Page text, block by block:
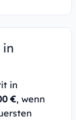
in
in
€, wenn